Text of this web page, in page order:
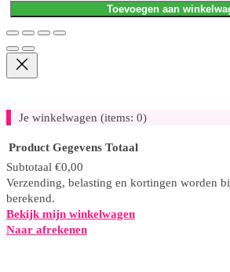
€53,98.€26,99.
Toevoegen aan
Je winkelwagen (items: 0)
Producten
in
winkelwagen
Product Gegevens Totaal
Subtotaal €0,00
Verzending, belasting en kortingen worden
berekend.
Bekijk mijn winkelwagen
Naar afrekenen